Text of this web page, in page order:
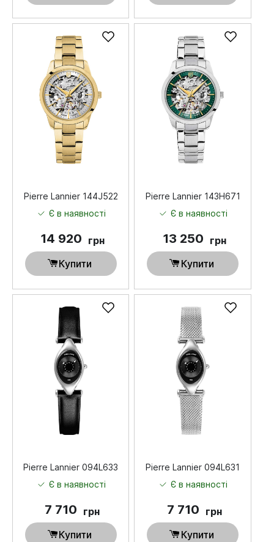
Pierre Lannier 144J522
Є в наявності
14 920 грн
Купити
Pierre Lannier 143H671
Є в наявності
13 250 грн
Купити
Pierre Lannier 094L633
Є в наявності
7 710 грн
Купити
Pierre Lannier 094L631
Є в наявності
7 710 грн
Купити